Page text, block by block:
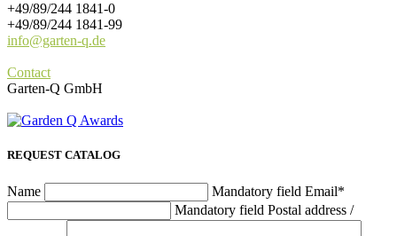
+49/89/244 1841-0
+49/89/244 1841-99
info@garten-q.de
Contact
Garten-Q GmbH
REQUEST CATALOG
Name Mandatory field Email*
Mandatory field Postal address /